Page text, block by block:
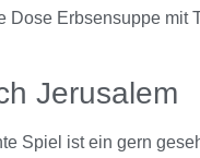
Dose Erbsensuppe mit
Jerusalem
Spiel ist ein gern